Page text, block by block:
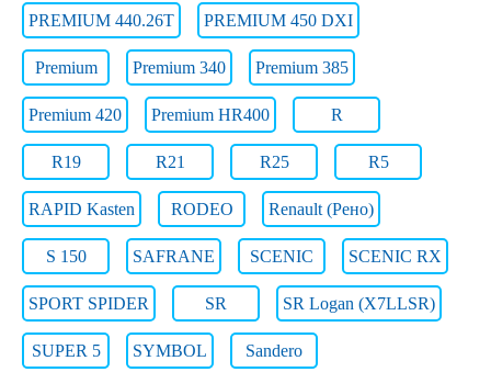
PREMIUM 440.26T PREMIUM 450 DXI
Premium Premium 340 Premium 385
Premium 420 Premium HR400 R
R19 R21 R25 R5
RAPID Kasten RODEO Renault (Рено)
S 150 SAFRANE SCENIC SCENIC RX
SPORT SPIDER SR SR Logan (X7LLSR)
SUPER 5 SYMBOL Sandero